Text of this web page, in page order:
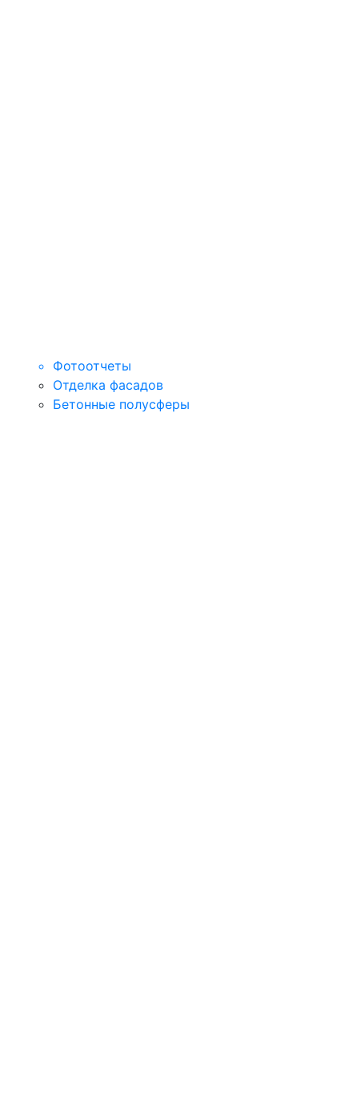
Фотоотчеты
Отделка фасадов
Бетонные полусферы